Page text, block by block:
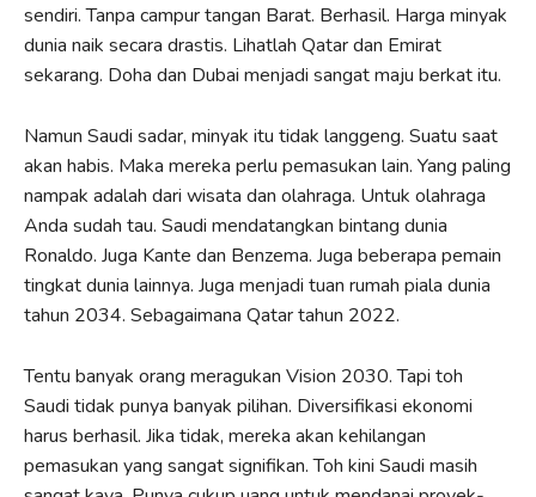
sendiri. Tanpa campur tangan Barat. Berhasil. Harga minyak
dunia naik secara drastis. Lihatlah Qatar dan Emirat
sekarang. Doha dan Dubai menjadi sangat maju berkat itu.
Namun Saudi sadar, minyak itu tidak langgeng. Suatu saat
akan habis. Maka mereka perlu pemasukan lain. Yang paling
nampak adalah dari wisata dan olahraga. Untuk olahraga
Anda sudah tau. Saudi mendatangkan bintang dunia
Ronaldo. Juga Kante dan Benzema. Juga beberapa pemain
tingkat dunia lainnya. Juga menjadi tuan rumah piala dunia
tahun 2034. Sebagaimana Qatar tahun 2022.
Tentu banyak orang meragukan Vision 2030. Tapi toh
Saudi tidak punya banyak pilihan. Diversifikasi ekonomi
harus berhasil. Jika tidak, mereka akan kehilangan
pemasukan yang sangat signifikan. Toh kini Saudi masih